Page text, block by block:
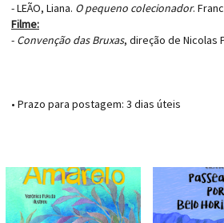
- LEÃO, Liana. O pequeno colecionador.
Filme:
- Convenção das Bruxas, direção de Nicolas
• Prazo para postagem: 3 dias úteis